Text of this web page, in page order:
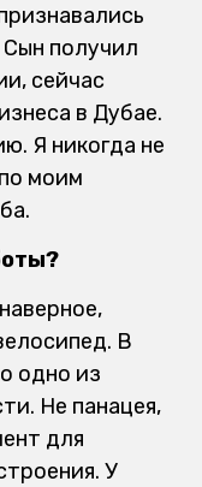
Сын получил
сейчас
в Дубае.
Я никогда не
моим
В
одно из
Не панацея,
для
У